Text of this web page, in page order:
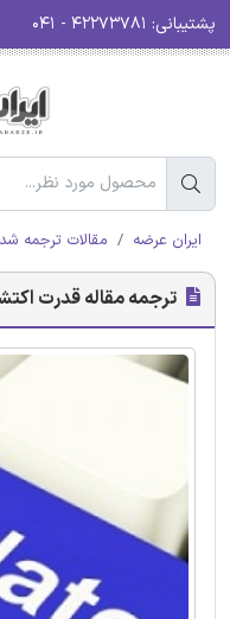
پشتیبانی:
ایران عرضه مقالات ترجمه
ترجمه مقاله قدرت